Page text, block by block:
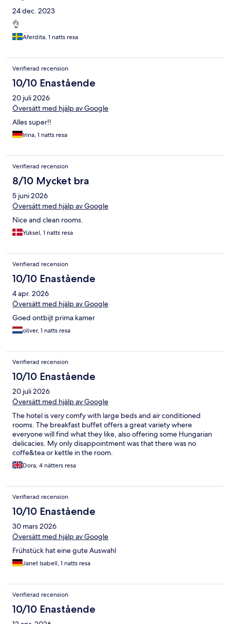
24 dec. 2023
👌
Aferdita, 1 natts resa
Verifierad recension
10/10 Enastående
20 juli 2026
Översätt med hjälp av Google
Alles super!!
Irina, 1 natts resa
Verifierad recension
8/10 Mycket bra
5 juni 2026
Översätt med hjälp av Google
Nice and clean rooms.
Yüksel, 1 natts resa
Verifierad recension
10/10 Enastående
4 apr. 2026
Översätt med hjälp av Google
Goed ontbijt prima kamer
oliver, 1 natts resa
Verifierad recension
10/10 Enastående
20 juli 2026
Översätt med hjälp av Google
The hotel is very comfy with large beds and air conditioned
rooms. The breakfast buffet offers a great variety where
everyone will find what they like, also offering some Hungarian
delicacies. My only disappointment was that there was no
coffe&tea or kettle in the room.
Dora, 4 nätters resa
Verifierad recension
10/10 Enastående
30 mars 2026
Översätt med hjälp av Google
Frühstück hat eine gute Auswahl
Janet Isabell, 1 natts resa
Verifierad recension
10/10 Enastående